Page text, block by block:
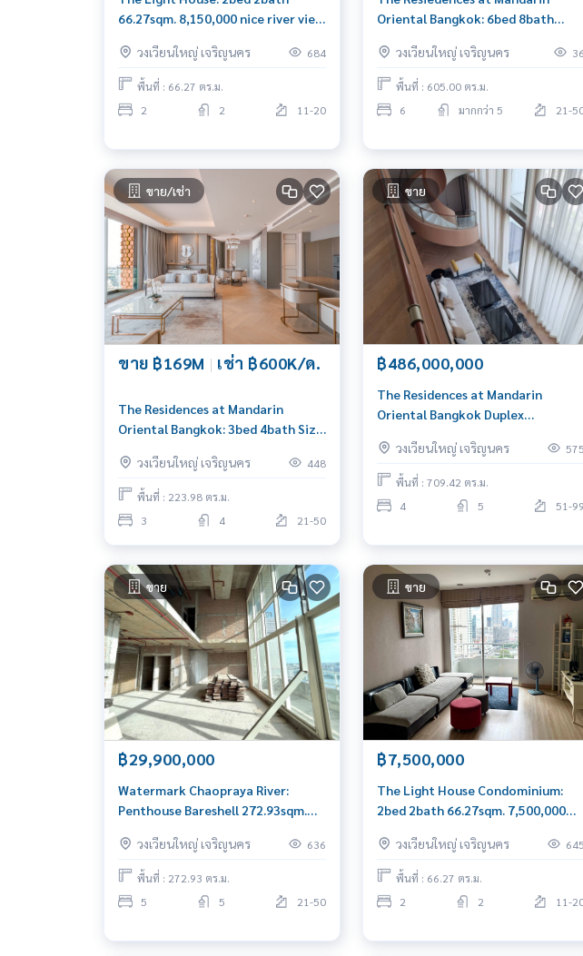
66.27sqm. 8,150,000 nice river view
วงเวียนใหญ่ เจริญนคร
684
พื้นที่ : 66.27 ตร.ม.
2
2 11-20
Oriental Bangkok: 6bed 8bath
0656199198
วงเวียนใหญ่ เจริญนคร 36
พื้นที่ : 605.00 ตร.ม.
6
มากกว่า 5 21-
ขาย/เช่า
ขาย ฿169M | เช่า ฿600K/ด.
The Residences at Mandarin
Oriental Bangkok: 3bed 4bath Size
600,000/mth. Am: 0656199198
วงเวียนใหญ่ เจริญนคร 448
พื้นที่ : 223.98 ตร.ม.
3
4 21-50
ขาย
฿486,000,000
The Residences at Mandarin
Oriental Bangkok Duplex
486,000,000 Am: 0656199198
วงเวียนใหญ่ เจริญนคร 575
พื้นที่ : 709.42 ตร.ม.
4
5 51-99
ขาย
฿29,900,000
Watermark Chaopraya River:
Penthouse Bareshell 272.93sqm.
วงเวียนใหญ่ เจริญนคร
636
พื้นที่ : 272.93 ตร.ม.
5
5 21-50
ขาย
฿7,500,000
The Light House Condominium:
2bed 2bath 66.27sqm. 7,500,000
วงเวียนใหญ่ เจริญนคร
645
พื้นที่ : 66.27 ตร.ม.
2
2 11-